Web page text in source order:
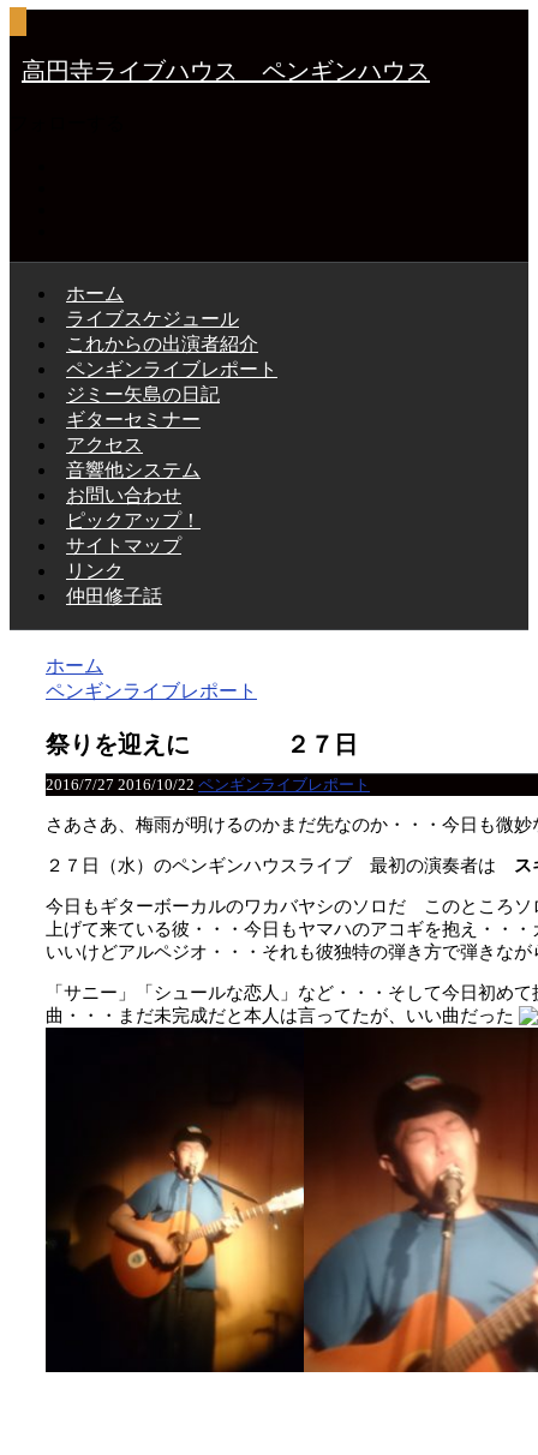
高円寺ライブハウス ペンギンハウス
ホーム
ライブスケジュール
これからの出演者紹介
ペンギンライブレポート
ジミー矢島の日記
ギターセミナー
アクセス
音響他システム
お問い合わせ
ピックアップ！
サイトマップ
リンク
仲田修子話
ホーム
ペンギンライブレポート
祭りを迎えに ２７日
2016/7/27 2016/10/22 ペンギンライブレポート
さあさあ、梅雨が明けるのかまだ先なのか・・・今日も微
２７日（水）のペンギンハウスライブ 最初の演奏者は ス
今日もギターボーカルのワカバヤシのソロだ このところソ
上げて来ている彼・・・今日もヤマハのアコギを抱え・・
いいけどアルペジオ・・・それも彼独特の弾き方で弾きな
「サニー」「シュールな恋人」など・・・そして今日初め
曲・・・まだ未完成だと本人は言ってたが、いい曲だった